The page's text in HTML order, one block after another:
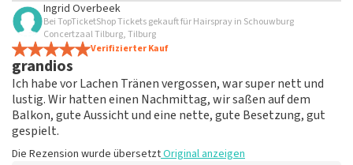
Ingrid Overbeek
Bei TopTicketShop Tickets gekauft für Hairspray in Schouwburg
Concertzaal Tilburg, Tilburg
Verifizierter Kauf
grandios
Ich habe vor Lachen Tränen vergossen, war super nett und
lustig. Wir hatten einen Nachmittag, wir saßen auf dem
Balkon, gute Aussicht und eine nette, gute Besetzung, gut
gespielt.
Die Rezension wurde übersetztOriginal anzeigen